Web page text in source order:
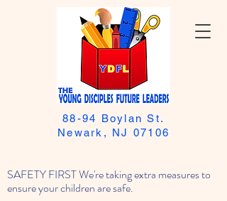
SAFETY FIRST We're taking extra measures to
ensure your children are safe.
88-94 Boylan St.
Newark, NJ 07106